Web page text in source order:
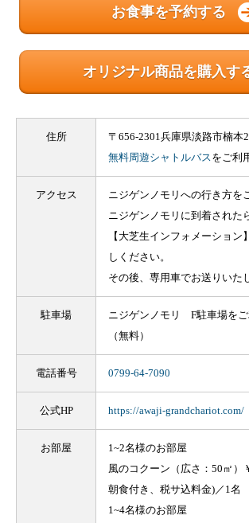
お食事を予約する
オリジナル商品を購入す
住所
〒656-2301兵庫県淡路市楠本
無料周遊シャトルバス をご利
アクセス
ニジゲンノモリへの行き方を
ニジゲンノモリに到着された
【大芝生インフォメーション
しください。
その後、専用車でお送りいた
駐車場
ニジゲンノモリ F駐車場を
（無料）
電話番号 0799-64-7090
公式HP https://awaji-grandchariot.com/
お部屋
1~2名様のお部屋
風のコクーン（広さ：50㎡）
朝食付き、税サ込料金)／1名
1~4名様のお部屋